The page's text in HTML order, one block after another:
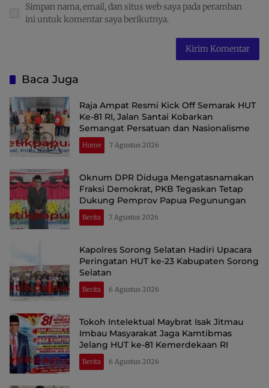
Simpan nama, email, dan situs web saya pada peramban
ini untuk komentar saya berikutnya.
Baca Juga
Raja Ampat Resmi Kick Off Semarak HUT
Ke-81 RI, Jalan Santai Kobarkan
Semangat Persatuan dan Nasionalisme
Home 7 Agustus 2026
Oknum DPR Diduga Mengatasnamakan
Fraksi Demokrat, PKB Tegaskan Tetap
Dukung Pemprov Papua Pegunungan
Berita 7 Agustus 2026
Kapolres Sorong Selatan Hadiri Upacara
Peringatan HUT ke-23 Kabupaten Sorong
Selatan
Berita 6 Agustus 2026
Tokoh Intelektual Maybrat Isak Jitmau
Imbau Masyarakat Jaga Kamtibmas
Jelang HUT ke-81 Kemerdekaan RI
Berita 6 Agustus 2026